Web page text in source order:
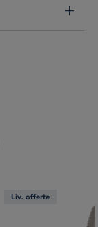
Liv. offerte